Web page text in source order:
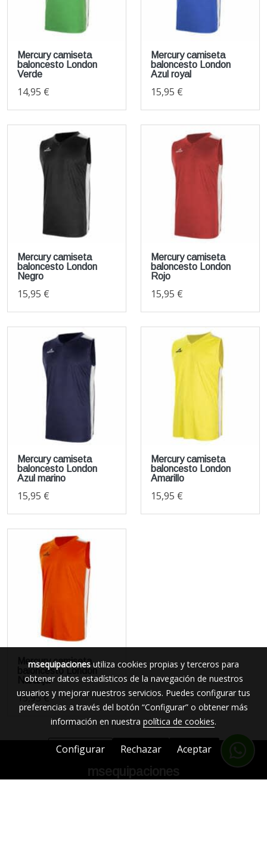
Mercury camiseta
baloncesto London
Verde
14,95 €
Mercury camiseta
baloncesto London
Azul royal
15,95 €
Mercury camiseta
baloncesto London
Negro
15,95 €
Mercury camiseta
baloncesto London
Rojo
15,95 €
Mercury camiseta
baloncesto London
Azul marino
15,95 €
Mercury camiseta
baloncesto London
Amarillo
15,95 €
Mercury camiseta
baloncesto London
Naranja
15,95 €
msequipaciones
msequipaciones utiliza cookies propias y terceros para
obtener datos estadísticos de la navegación de nuestros
usuarios y mejorar nuestros servicios. Puedes configurar tus
preferencias a través del botón “Configurar” o obtener más
información en nuestra política de cookies.
Configurar Rechazar Aceptar